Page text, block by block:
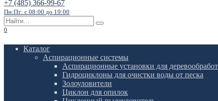
+7 (485) 366-99-67
Пн:Пт: с 08:00 до 19:00
Search
for:
0
Каталог
Аспирационные системы
Аспирационные установки для
Гидроциклоны для очистки воды от песка
Золоуловители
Циклон для опилок